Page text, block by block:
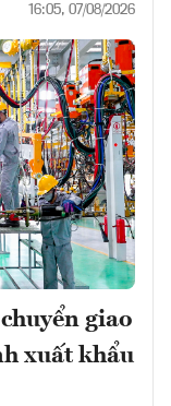
16:05, 07/08/2026
giao
xuất khẩu